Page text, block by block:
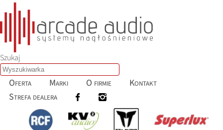
Szukaj
Oferta Marki O firmie
Kontakt
Strefa dealera